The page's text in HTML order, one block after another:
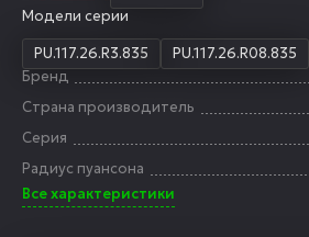
Модели серии
PU.117.26.R3.835
PU.117.26.R08.835
Бренд
Страна производитель
Серия
Радиус пуансона
Все характеристики